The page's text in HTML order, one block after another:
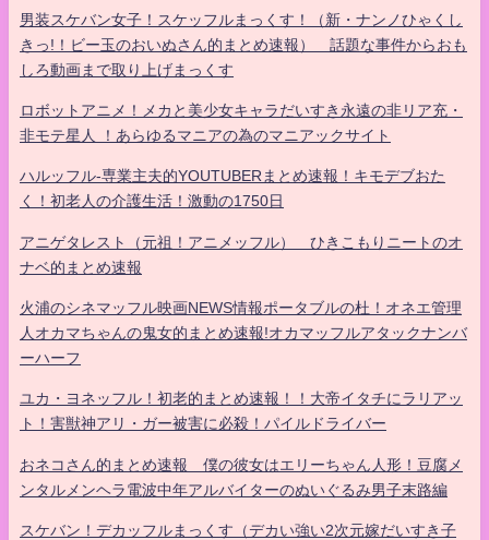
男装スケバン女子！スケッフルまっくす！（新・ナンノひゃくし
きっ!！ビー玉のおいぬさん的まとめ速報） 話題な事件からおも
しろ動画まで取り上げまっくす
ロボットアニメ！メカと美少女キャラだいすき永遠の非リア充・
非モテ星人 ！あらゆるマニアの為のマニアックサイト
ハルッフル-専業主夫的YOUTUBERまとめ速報！キモデブおた
く！初老人の介護生活！激動の1750日
アニゲタレスト（元祖！アニメッフル） ひきこもりニートのオ
ナベ的まとめ速報
火浦のシネマッフル映画NEWS情報ポータブルの杜！オネエ管理
人オカマちゃんの鬼女的まとめ速報!オカマッフルアタックナンバ
ーハーフ
ユカ・ヨネッフル！初老的まとめ速報！！大帝イタチにラリアッ
ト！害獣神アリ・ガー被害に必殺！パイルドライバー
おネコさん的まとめ速報 僕の彼女はエリーちゃん人形！豆腐メ
ンタルメンヘラ電波中年アルバイターのぬいぐるみ男子末路編
スケバン！デカッフルまっくす（デカい強い2次元嫁だいすき子